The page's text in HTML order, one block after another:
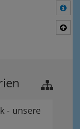
- unsere